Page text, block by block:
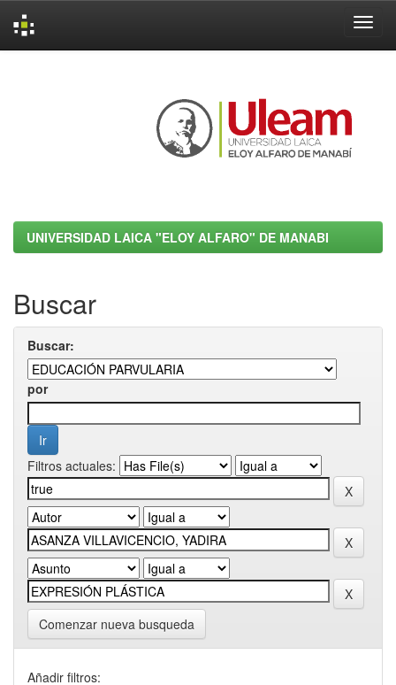
UNIVERSIDAD LAICA "ELOY ALFARO" DE MANABI
Buscar
Buscar:
por
Filtros actuales:
Comenzar nueva busqueda
Añadir filtros: